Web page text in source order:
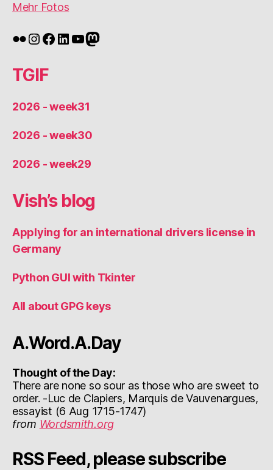
Mehr Fotos
Flickr
Instagram
Facebook
LinkedIn
YouTube
Mastodon
TGIF
2026 - week31
2026 - week30
2026 - week29
Vish’s blog
Applying for an international drivers license in
Germany
Python GUI with Tkinter
All about GPG keys
A.Word.A.Day
Thought of the Day:
There are none so sour as those who are sweet to
order. -Luc de Clapiers, Marquis de Vauvenargues,
essayist (6 Aug 1715-1747)
from Wordsmith.org
RSS Feed, please subscribe